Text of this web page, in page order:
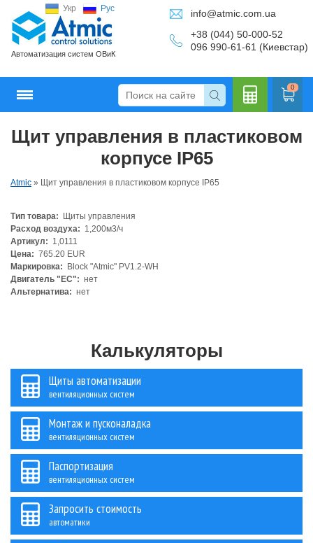
Укр Рус
Автоматизация систем ОВиК
info@atmic.com.ua
+38 (044) 50-000-52
096 990-61-61 (Киевстар)
0
Щит управления в пластиковом
корпусе IP65
Atmic » Щит управления в пластиковом корпусе IP65
Тип товара:
Щиты управления
Расход воздуха: 1,200м3/ч
Артикул: 1,0111
Цена: 765.20 EUR
Маркировка:
Block "Atmic" PV1.2-WH
Двигатель "ЕС": нет
Альтернатива: нет
Калькуляторы
Щиты автоматизации
вентиляционных систем
Монтаж и пусконаладка
вентиляционных систем
Паспортизация
вентиляционных систем
Запросить стоимость
автоматики